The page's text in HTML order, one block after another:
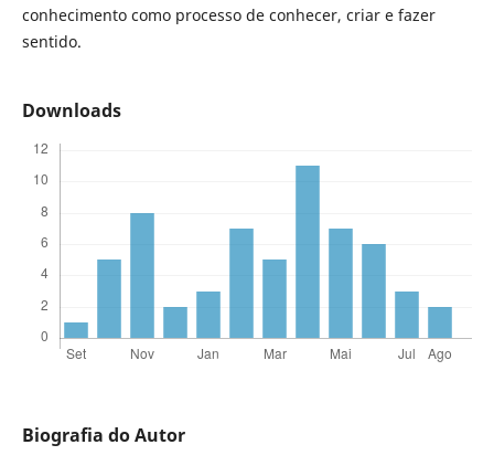
conhecimento como processo de conhecer, criar e fazer
sentido.
Downloads
Biografia do Autor